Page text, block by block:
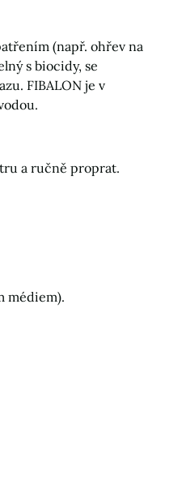
(např. ohřev na
s biocidy, se
FIBALON je v
a ručně proprat.
médiem).